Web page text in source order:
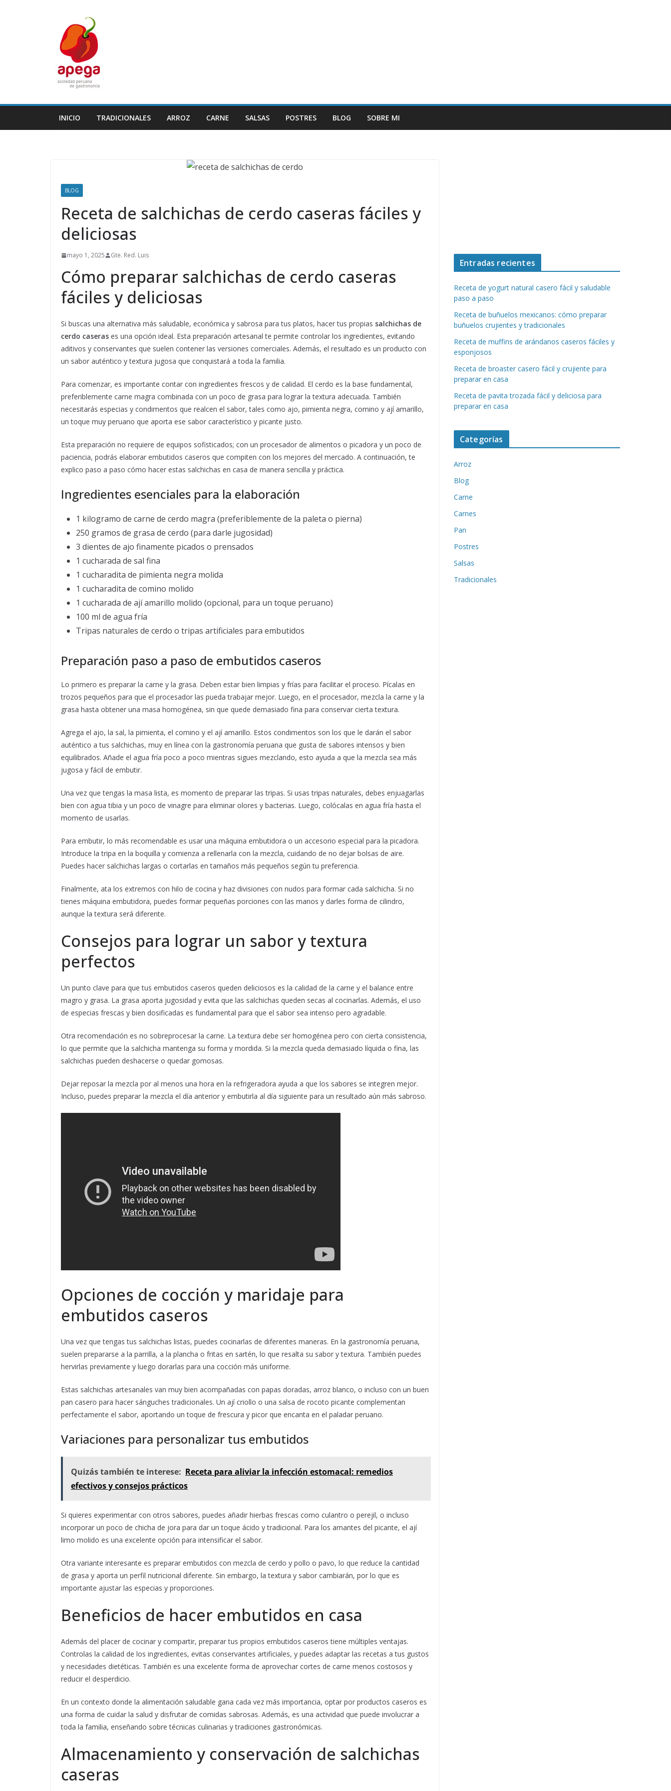
INICIO TRADICIONALES ARROZ CARNE SALSAS POSTRES BLOG SOBRE MI
BLOG
Receta de salchichas de cerdo caseras fáciles y
deliciosas
mayo 1, 2025 Gte. Red. Luis
Cómo preparar salchichas de cerdo caseras
fáciles y deliciosas
Si buscas una alternativa más saludable, económica y sabrosa para tus platos, hacer tus propias salchichas de
cerdo caseras es una opción ideal. Esta preparación artesanal te permite controlar los ingredientes, evitando
aditivos y conservantes que suelen contener las versiones comerciales. Además, el resultado es un producto con
un sabor auténtico y textura jugosa que conquistará a toda la familia.
Para comenzar, es importante contar con ingredientes frescos y de calidad. El cerdo es la base fundamental,
preferiblemente carne magra combinada con un poco de grasa para lograr la textura adecuada. También
necesitarás especias y condimentos que realcen el sabor, tales como ajo, pimienta negra, comino y ají amarillo,
un toque muy peruano que aporta ese sabor característico y picante justo.
Esta preparación no requiere de equipos sofisticados; con un procesador de alimentos o picadora y un poco de
paciencia, podrás elaborar embutidos caseros que compiten con los mejores del mercado. A continuación, te
explico paso a paso cómo hacer estas salchichas en casa de manera sencilla y práctica.
Ingredientes esenciales para la elaboración
1 kilogramo de carne de cerdo magra (preferiblemente de la paleta o pierna)
250 gramos de grasa de cerdo (para darle jugosidad)
3 dientes de ajo finamente picados o prensados
1 cucharada de sal fina
1 cucharadita de pimienta negra molida
1 cucharadita de comino molido
1 cucharada de ají amarillo molido (opcional, para un toque peruano)
100 ml de agua fría
Tripas naturales de cerdo o tripas artificiales para embutidos
Preparación paso a paso de embutidos caseros
Lo primero es preparar la carne y la grasa. Deben estar bien limpias y frías para facilitar el proceso. Pícalas en
trozos pequeños para que el procesador las pueda trabajar mejor. Luego, en el procesador, mezcla la carne y la
grasa hasta obtener una masa homogénea, sin que quede demasiado fina para conservar cierta textura.
Agrega el ajo, la sal, la pimienta, el comino y el ají amarillo. Estos condimentos son los que le darán el sabor
auténtico a tus salchichas, muy en línea con la gastronomía peruana que gusta de sabores intensos y bien
equilibrados. Añade el agua fría poco a poco mientras sigues mezclando, esto ayuda a que la mezcla sea más
jugosa y fácil de embutir.
Una vez que tengas la masa lista, es momento de preparar las tripas. Si usas tripas naturales, debes enjuagarlas
bien con agua tibia y un poco de vinagre para eliminar olores y bacterias. Luego, colócalas en agua fría hasta el
momento de usarlas.
Para embutir, lo más recomendable es usar una máquina embutidora o un accesorio especial para la picadora.
Introduce la tripa en la boquilla y comienza a rellenarla con la mezcla, cuidando de no dejar bolsas de aire.
Puedes hacer salchichas largas o cortarlas en tamaños más pequeños según tu preferencia.
Finalmente, ata los extremos con hilo de cocina y haz divisiones con nudos para formar cada salchicha. Si no
tienes máquina embutidora, puedes formar pequeñas porciones con las manos y darles forma de cilindro,
aunque la textura será diferente.
Consejos para lograr un sabor y textura
perfectos
Un punto clave para que tus embutidos caseros queden deliciosos es la calidad de la carne y el balance entre
magro y grasa. La grasa aporta jugosidad y evita que las salchichas queden secas al cocinarlas. Además, el uso
de especias frescas y bien dosificadas es fundamental para que el sabor sea intenso pero agradable.
Otra recomendación es no sobreprocesar la carne. La textura debe ser homogénea pero con cierta consistencia,
lo que permite que la salchicha mantenga su forma y mordida. Si la mezcla queda demasiado líquida o fina, las
salchichas pueden deshacerse o quedar gomosas.
Dejar reposar la mezcla por al menos una hora en la refrigeradora ayuda a que los sabores se integren mejor.
Incluso, puedes preparar la mezcla el día anterior y embutirla al día siguiente para un resultado aún más sabroso.
Opciones de cocción y maridaje para
embutidos caseros
Una vez que tengas tus salchichas listas, puedes cocinarlas de diferentes maneras. En la gastronomía peruana,
suelen prepararse a la parrilla, a la plancha o fritas en sartén, lo que resalta su sabor y textura. También puedes
hervirlas previamente y luego dorarlas para una cocción más uniforme.
Estas salchichas artesanales van muy bien acompañadas con papas doradas, arroz blanco, o incluso con un buen
pan casero para hacer sánguches tradicionales. Un ají criollo o una salsa de rocoto picante complementan
perfectamente el sabor, aportando un toque de frescura y picor que encanta en el paladar peruano.
Variaciones para personalizar tus embutidos
Quizás también te interese: Receta para aliviar la infección estomacal: remedios
efectivos y consejos prácticos
Si quieres experimentar con otros sabores, puedes añadir hierbas frescas como culantro o perejil, o incluso
incorporar un poco de chicha de jora para dar un toque ácido y tradicional. Para los amantes del picante, el ají
limo molido es una excelente opción para intensificar el sabor.
Otra variante interesante es preparar embutidos con mezcla de cerdo y pollo o pavo, lo que reduce la cantidad
de grasa y aporta un perfil nutricional diferente. Sin embargo, la textura y sabor cambiarán, por lo que es
importante ajustar las especias y proporciones.
Beneficios de hacer embutidos en casa
Además del placer de cocinar y compartir, preparar tus propios embutidos caseros tiene múltiples ventajas.
Controlas la calidad de los ingredientes, evitas conservantes artificiales, y puedes adaptar las recetas a tus gustos
y necesidades dietéticas. También es una excelente forma de aprovechar cortes de carne menos costosos y
reducir el desperdicio.
En un contexto donde la alimentación saludable gana cada vez más importancia, optar por productos caseros es
una forma de cuidar la salud y disfrutar de comidas sabrosas. Además, es una actividad que puede involucrar a
toda la familia, enseñando sobre técnicas culinarias y tradiciones gastronómicas.
Almacenamiento y conservación de salchichas
caseras
Entradas recientes
Receta de yogurt natural casero fácil y saludable
paso a paso
Receta de buñuelos mexicanos: cómo preparar
buñuelos crujientes y tradicionales
Receta de muffins de arándanos caseros fáciles y
esponjosos
Receta de broaster casero fácil y crujiente para
preparar en casa
Receta de pavita trozada fácil y deliciosa para
preparar en casa
Categorías
Arroz
Blog
Carne
Carnes
Pan
Postres
Salsas
Tradicionales